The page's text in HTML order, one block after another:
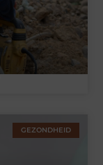
GEZONDHEID